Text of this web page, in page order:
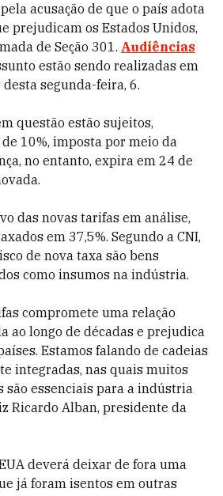
acusação de que o país adota
prejudicam os Estados Unidos,
de Seção 301. Audiências
estão sendo realizadas em
segunda-feira, 6.
questão estão sujeitos,
10%, imposta por meio da
no entanto, expira em 24 de
das novas tarifas em análise,
em 37,5%. Segundo a CNI,
de nova taxa são bens
como insumos na indústria.
compromete uma relação
ao longo de décadas e prejudica
Estamos falando de cadeias
integradas, nas quais muitos
essenciais para a indústria
Ricardo Alban, presidente da
deverá deixar de fora uma
já foram isentos em outras